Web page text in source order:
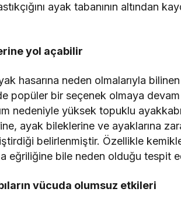
ayak tabanının altından
yol açabilir
hasarına neden olmalarıyla
popüler bir seçenek olmaya devam
nedeniyle yüksek topuklu
ayak bileklerine ve ayaklarına
belirlenmiştir. Özellikle
eğriliğine bile neden olduğu tespit
vücuda olumsuz etkileri